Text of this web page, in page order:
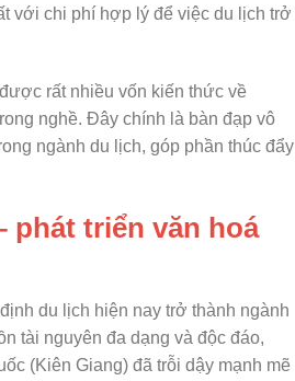
với chi phí hợp lý để việc du lịch trở
rất nhiều vốn kiến thức về
nghề. Đây chính là bàn đạp vô
ngành du lịch, góp phần thúc đẩy
phát triển văn hoá
du lịch hiện nay trở thành ngành
tài nguyên đa dạng và độc đáo,
(Kiên Giang) đã trỗi dậy mạnh mẽ